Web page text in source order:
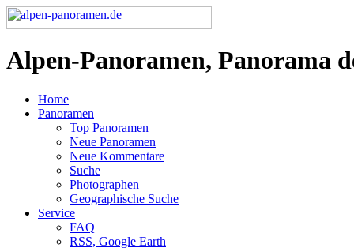
Alpen-Panoramen, Panorama
Home
Panoramen
Top Panoramen
Neue Panoramen
Neue Kommentare
Suche
Photographen
Geographische Suche
Service
FAQ
RSS, Google Earth